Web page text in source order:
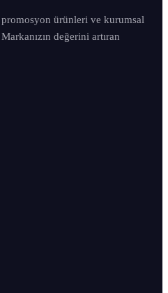
ürünleri ve kurumsal
değerini artıran